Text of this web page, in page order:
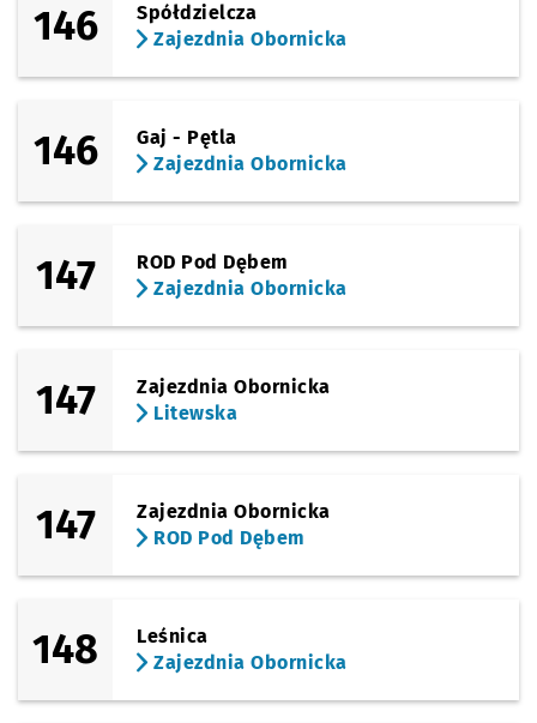
146
Spółdzielcza
Zajezdnia Obornicka
146
Gaj - Pętla
Zajezdnia Obornicka
147
ROD Pod Dębem
Zajezdnia Obornicka
147
Zajezdnia Obornicka
Litewska
147
Zajezdnia Obornicka
ROD Pod Dębem
148
Leśnica
Zajezdnia Obornicka